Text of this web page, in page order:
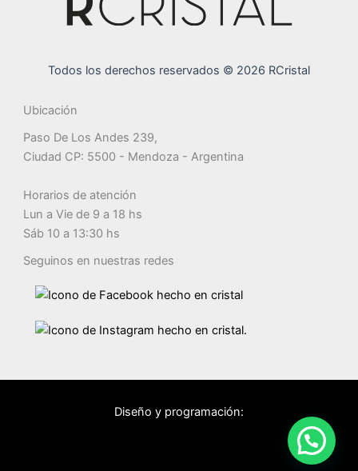
Todos los derechos reservados © 2026 RCristal
Ubicación
Paso De Los Andes 239,
Ciudad CP: 5500 - Mendoza - Argentina
Horarios de atención
Lun a Vie de 9 a 18 hs
Sáb 10 a 13:30 hs
Seguinos en nuestras redes
Diseño y programación: